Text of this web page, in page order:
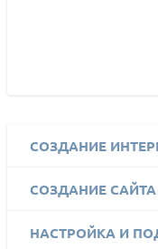
СОЗДАНИЕ
СОЗДАНИЕ САЙТА
НАСТРОЙКА И